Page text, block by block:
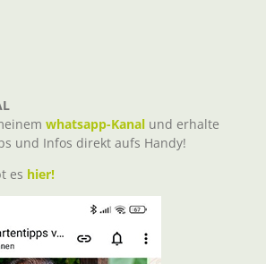
whatsapp-Kanal und erhalte
und Infos direkt aufs Handy!
es hier!